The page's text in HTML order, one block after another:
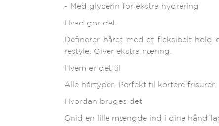
- Med glycerin for ekstra hydrering
Hvad gør det
Definerer håret med et fleksibelt hold
restyle. Giver ekstra næring.
Hvem er det til
Alle hårtyper. Perfekt til kortere frisurer.
Hvordan bruges det
Gnid en lille mængde ind i dine